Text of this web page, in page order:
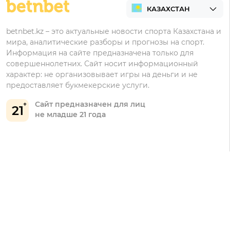
Кешбэк
Бонусы Ubet
Бонусы Фонбет
Бонусы Винлайн
Бонусы Тенниси
Регистрация в Ubet
Регистрация в Олимпбет
21
Сайт предназначен для лиц
не младше 21 года
betnbet.kz – это актуальные новости спорта Казахстана и
мира, аналитические разборы и прогнозы на спорт.
Информация на сайте предназначена только для
совершеннолетних. Сайт носит информационный
характер: не организовывает игры на деньги и не
предоставляет букмекерские услуги.